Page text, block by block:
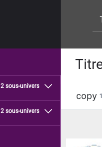
2 sous-univers
2 sous-univers
copy